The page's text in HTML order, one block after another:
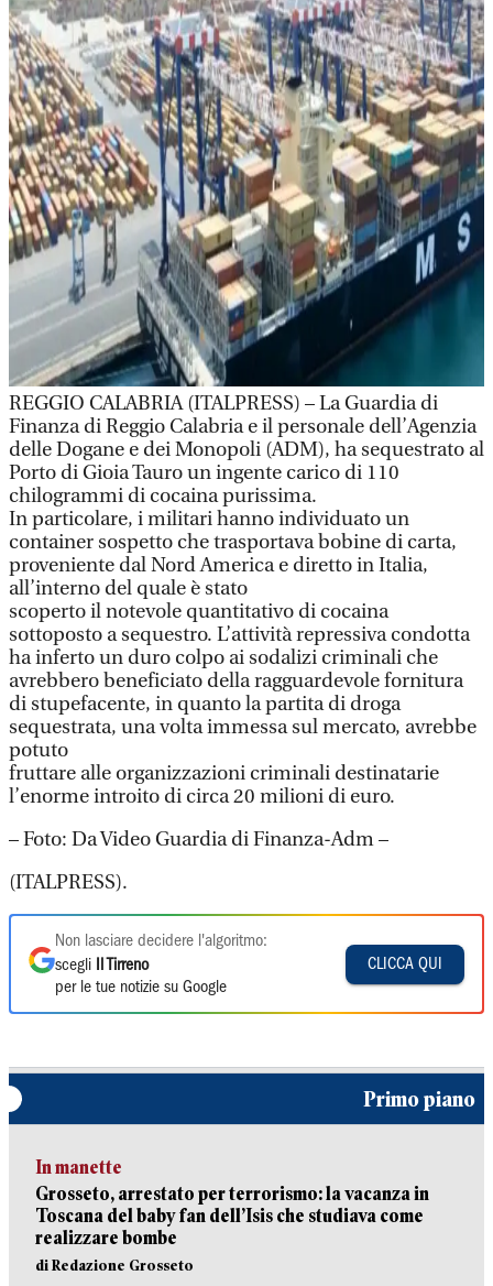
REGGIO CALABRIA (ITALPRESS) – La Guardia di
Finanza di Reggio Calabria e il personale dell’Agenzia
delle Dogane e dei Monopoli (ADM), ha sequestrato al
Porto di Gioia Tauro un ingente carico di 110
chilogrammi di cocaina purissima.
In particolare, i militari hanno individuato un
container sospetto che trasportava bobine di carta,
proveniente dal Nord America e diretto in Italia,
all’interno del quale è stato
scoperto il notevole quantitativo di cocaina
sottoposto a sequestro. L’attività repressiva condotta
ha inferto un duro colpo ai sodalizi criminali che
avrebbero beneficiato della ragguardevole fornitura
di stupefacente, in quanto la partita di droga
sequestrata, una volta immessa sul mercato, avrebbe
potuto
fruttare alle organizzazioni criminali destinatarie
l’enorme introito di circa 20 milioni di euro.
– Foto: Da Video Guardia di Finanza-Adm –
(ITALPRESS).
Non lasciare decidere l'algoritmo:
scegli
Il Tirreno
per le tue notizie su Google
CLICCA QUI
Primo piano
In manette
Grosseto, arrestato per terrorismo: la vacanza in
Toscana del baby fan dell’Isis che studiava come
realizzare bombe
di Redazione Grosseto